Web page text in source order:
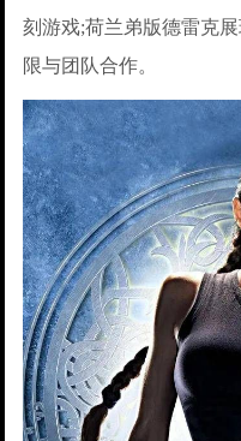
刻游戏;荷兰弟版德雷克
限与团队合作。